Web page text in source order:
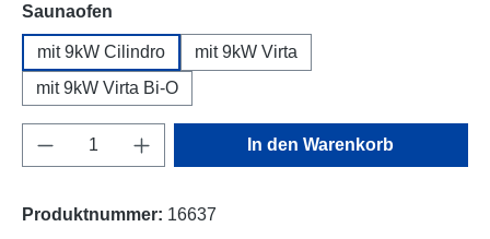
Saunaofen
mit 9kW Cilindro
mit 9kW Virta
mit 9kW Virta Bi-O
Produkt Anzahl: Gib den gewünschten
In den Warenkorb
Produktnummer: 16637